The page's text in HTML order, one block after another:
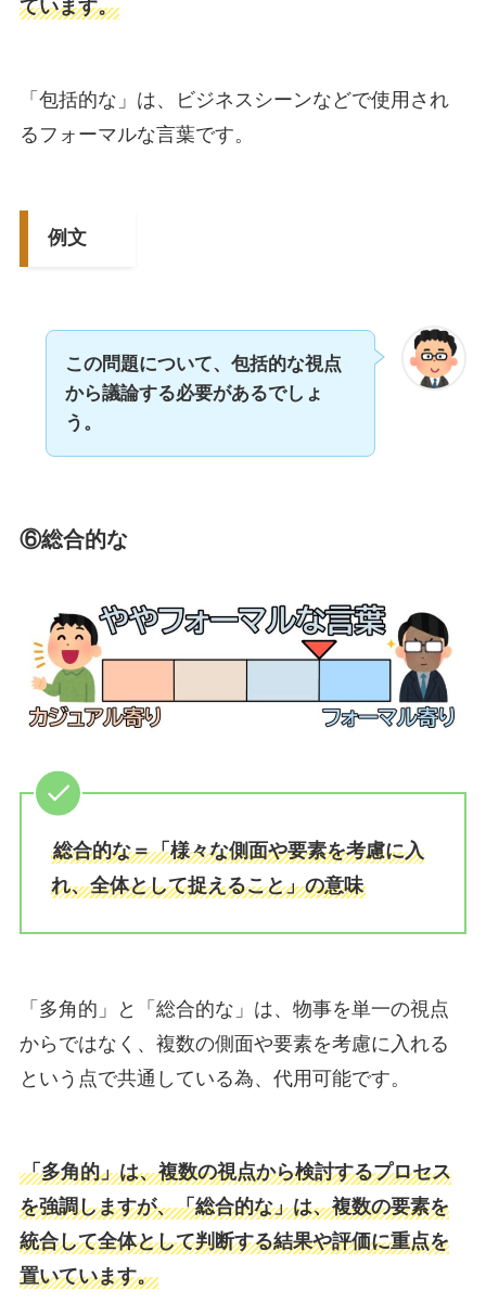
ています。
「包括的な」は、ビジネスシーンなどで使用され
るフォーマルな言葉です。
例文
この問題について、包括的な視点
から議論する必要があるでしょ
う。
⑥総合的な
総合的な＝「様々な側面や要素を考慮に入
れ、全体として捉えること」の意味
「多角的」と「総合的な」は、物事を単一の視点
からではなく、複数の側面や要素を考慮に入れる
という点で共通している為、代用可能です。
「多角的」は、複数の視点から検討するプロセス
を強調しますが、「総合的な」は、複数の要素を
統合して全体として判断する結果や評価に重点を
置いています。